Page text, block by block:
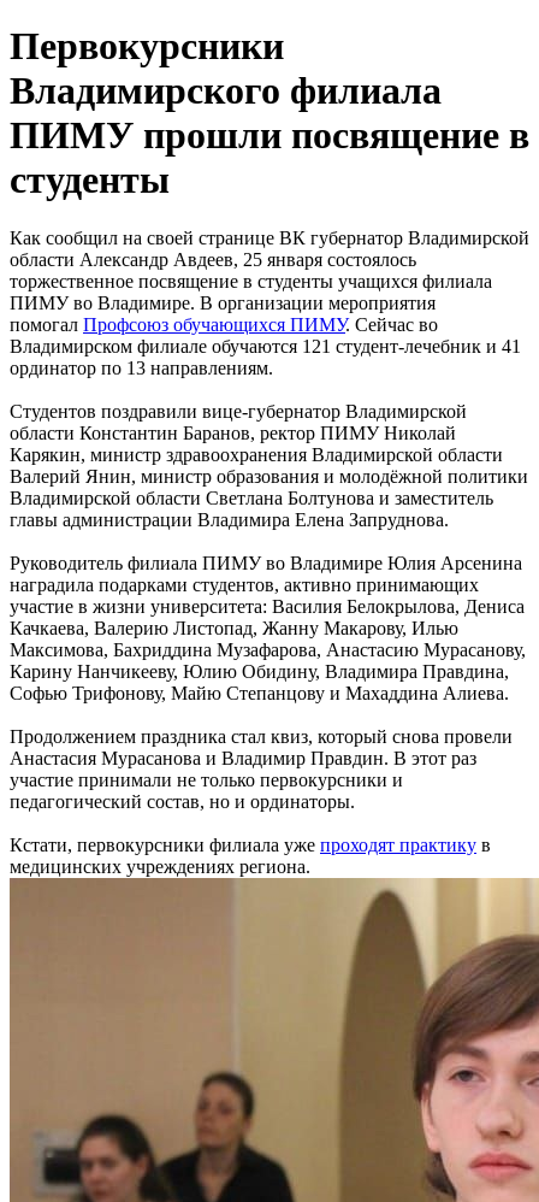
Первокурсники
Владимирского филиала
ПИМУ прошли посвящение в
студенты
Как сообщил на своей странице ВК губернатор Владимирской
области Александр Авдеев, 25 января состоялось
торжественное посвящение в студенты учащихся филиала
ПИМУ во Владимире. В организации мероприятия
помогал Профсоюз обучающихся ПИМУ. Сейчас во
Владимирском филиале обучаются 121 студент-лечебник и 41
ординатор по 13 направлениям.
Студентов поздравили вице-губернатор Владимирской
области Константин Баранов, ректор ПИМУ Николай
Карякин, министр здравоохранения Владимирской области
Валерий Янин, министр образования и молодёжной политики
Владимирской области Светлана Болтунова и заместитель
главы администрации Владимира Елена Запруднова.
Руководитель филиала ПИМУ во Владимире Юлия Арсенина
наградила подарками студентов, активно принимающих
участие в жизни университета: Василия Белокрылова, Дениса
Качкаева, Валерию Листопад, Жанну Макарову, Илью
Максимова, Бахриддина Музафарова, Анастасию Мурасанову,
Карину Нанчикееву, Юлию Обидину, Владимира Правдина,
Софью Трифонову, Майю Степанцову и Махаддина Алиева.
Продолжением праздника стал квиз, который снова провели
Анастасия Мурасанова и Владимир Правдин. В этот раз
участие принимали не только первокурсники и
педагогический состав, но и ординаторы.
Кстати, первокурсники филиала уже проходят практику в
медицинских учреждениях региона.